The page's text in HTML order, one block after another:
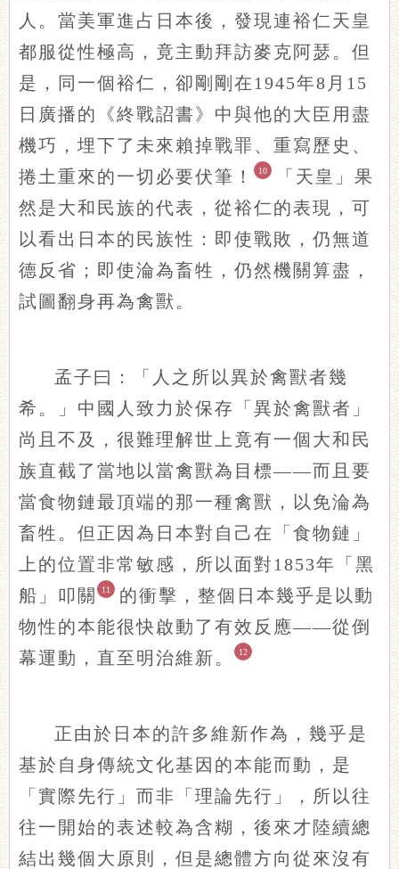
人。當美軍進占日本後，發現連裕仁天皇
都服從性極高，竟主動拜訪麥克阿瑟。但
是，同一個裕仁，卻剛剛在1945年8月15
日廣播的《終戰詔書》中與他的大臣用盡
機巧，埋下了未來賴掉戰罪、重寫歷史、
捲土重來的一切必要伏筆！
10
「天皇」果
然是大和民族的代表，從裕仁的表現，可
以看出日本的民族性：即使戰敗，仍無道
德反省；即使淪為畜牲，仍然機關算盡，
試圖翻身再為禽獸。
孟子曰：「人之所以異於禽獸者幾
希。」中國人致力於保存「異於禽獸者」
尚且不及，很難理解世上竟有一個大和民
族直截了當地以當禽獸為目標——而且要
當食物鏈最頂端的那一種禽獸，以免淪為
畜牲。但正因為日本對自己在「食物鏈」
上的位置非常敏感，所以面對1853年「黑
船」叩關
11
的衝擊，整個日本幾乎是以動
物性的本能很快啟動了有效反應——從倒
幕運動，直至明治維新。
12
正由於日本的許多維新作為，幾乎是
基於自身傳統文化基因的本能而動，是
「實際先行」而非「理論先行」，所以往
往一開始的表述較為含糊，後來才陸續總
結出幾個大原則，但是總體方向從來沒有